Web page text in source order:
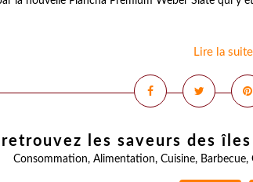
Lire la suite
les saveurs des
Consommation, Alimentation, Cuisine, Barbecue,